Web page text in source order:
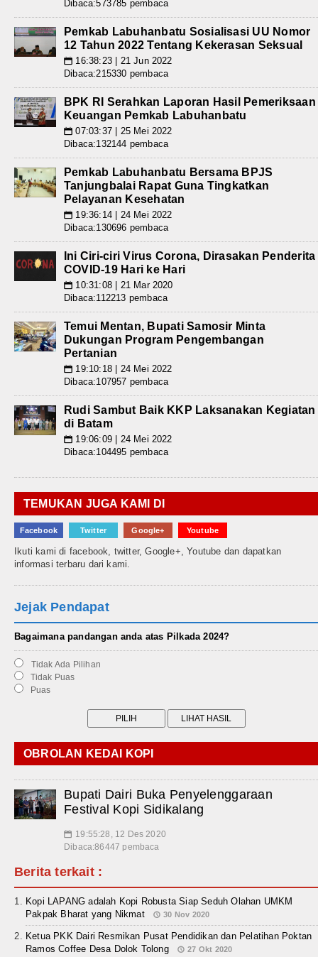
Dibaca:573785 pembaca
Pemkab Labuhanbatu Sosialisasi UU Nomor
12 Tahun 2022 Tentang Kekerasan Seksual
📅 16:38:23 | 21 Jun 2022
Dibaca:215330 pembaca
BPK RI Serahkan Laporan Hasil Pemeriksaan
Keuangan Pemkab Labuhanbatu
📅 07:03:37 | 25 Mei 2022
Dibaca:132144 pembaca
Pemkab Labuhanbatu Bersama BPJS
Tanjungbalai Rapat Guna Tingkatkan
Pelayanan Kesehatan
📅 19:36:14 | 24 Mei 2022
Dibaca:130696 pembaca
Ini Ciri-ciri Virus Corona, Dirasakan Penderita
COVID-19 Hari ke Hari
📅 10:31:08 | 21 Mar 2020
Dibaca:112213 pembaca
Temui Mentan, Bupati Samosir Minta
Dukungan Program Pengembangan
Pertanian
📅 19:10:18 | 24 Mei 2022
Dibaca:107957 pembaca
Rudi Sambut Baik KKP Laksanakan Kegiatan
di Batam
📅 19:06:09 | 24 Mei 2022
Dibaca:104495 pembaca
TEMUKAN JUGA KAMI DI
Facebook Twitter Google+ Youtube
Ikuti kami di facebook, twitter, Google+, Youtube dan dapatkan
informasi terbaru dari kami.
Jejak Pendapat
Bagaimana pandangan anda atas Pilkada 2024?
Tidak Ada Pilihan
Tidak Puas
Puas
OBROLAN KEDAI KOPI
Bupati Dairi Buka Penyelenggaraan
Festival Kopi Sidikalang
📅 19:55:28, 12 Des 2020
Dibaca:86447 pembaca
Berita terkait :
Kopi LAPANG adalah Kopi Robusta Siap Seduh Olahan UMKM
Pakpak Bharat yang Nikmat
30 Nov 2020
Ketua PKK Dairi Resmikan Pusat Pendidikan dan Pelatihan Poktan
Ramos Coffee Desa Dolok Tolong
27 Okt 2020